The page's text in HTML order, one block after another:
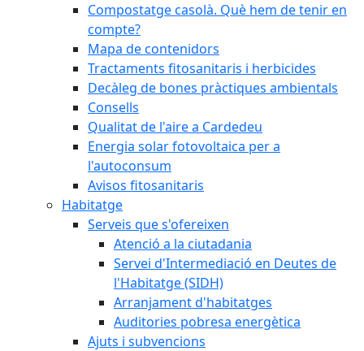
Compostatge casolà. Què hem de tenir en
compte?
Mapa de contenidors
Tractaments fitosanitaris i herbicides
Decàleg de bones pràctiques ambientals
Consells
Qualitat de l'aire a Cardedeu
Energia solar fotovoltaica per a
l'autoconsum
Avisos fitosanitaris
Habitatge
Serveis que s'ofereixen
Atenció a la ciutadania
Servei d'Intermediació en Deutes de
l'Habitatge (SIDH)
Arranjament d'habitatges
Auditories pobresa energètica
Ajuts i subvencions